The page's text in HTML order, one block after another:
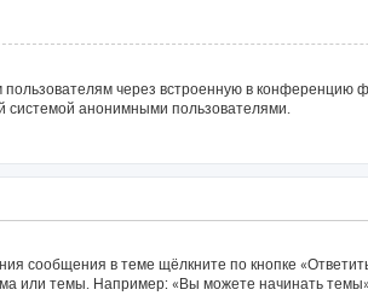
через встроенную в конференцию
системой анонимными пользователями.
сообщения в теме щёлкните по кнопке
или темы. Например: «Вы можете начинать